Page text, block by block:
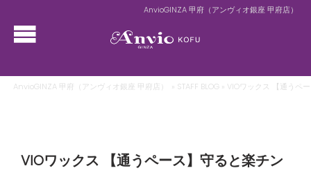
AnvioGINZA 甲府（アンヴィオ銀座 甲府店）
AnvioGINZA 甲府（アンヴィオ銀座 甲府店） » STAFF BLOG » VIOワックス 【通うペ
VIOワックス 【通うペース】守ると楽チン